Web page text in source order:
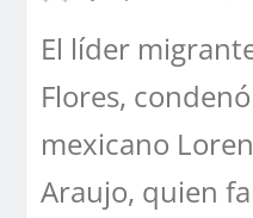
El líder
Flores,
mexicano
Araujo, quien